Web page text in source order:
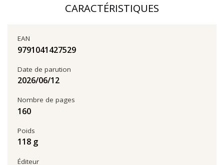
CARACTÉRISTIQUES
EAN
9791041427529
Date de parution
12‏/06‏/2026
Poids
118 g
Éditeur
Nombre de pages
160